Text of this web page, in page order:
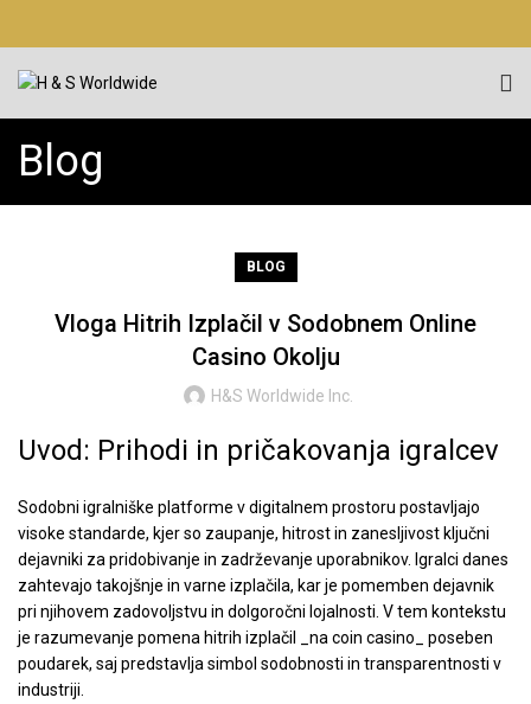
Blog
BLOG
Vloga Hitrih Izplačil v Sodobnem Online
Casino Okolju
H&S Worldwide Inc.
Uvod: Prihodi in pričakovanja igralcev
Sodobni igralniške platforme v digitalnem prostoru postavljajo
visoke standarde, kjer so zaupanje, hitrost in zanesljivost ključni
dejavniki za pridobivanje in zadrževanje uporabnikov. Igralci danes
zahtevajo takojšnje in varne izplačila, kar je pomemben dejavnik
pri njihovem zadovoljstvu in dolgoročni lojalnosti. V tem kontekstu
je razumevanje pomena hitrih izplačil _na coin casino_ poseben
poudarek, saj predstavlja simbol sodobnosti in transparentnosti v
industriji.